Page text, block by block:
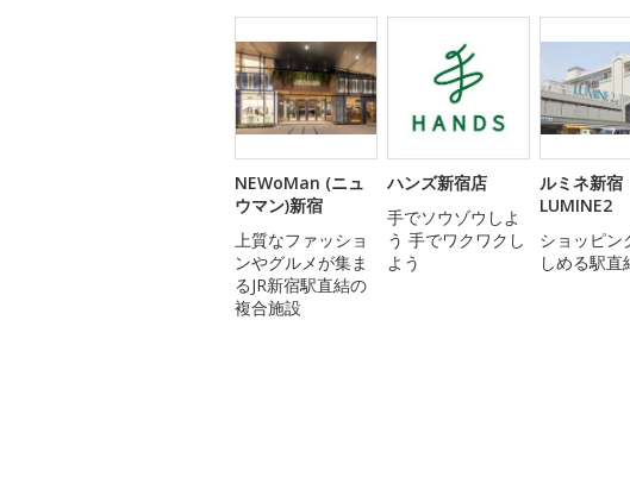
NEWoMan (ニュ
ウマン)新宿
上質なファッショ
ンやグルメが集ま
るJR新宿駅直結の
複合施設
ハンズ新宿店
手でソウゾウしよ
う 手でワクワクし
よう
ルミネ新宿
LUMINE2
ショッピン
しめる駅直